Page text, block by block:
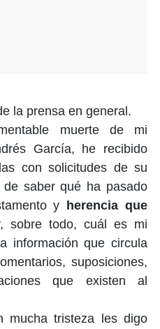
la prensa en general.
muerte de mi
García, he recibido
con solicitudes de su
saber qué ha pasado
y herencia que
sobre todo, cuál es mi
información que circula
suposiciones,
que existen al
mucha tristeza les digo